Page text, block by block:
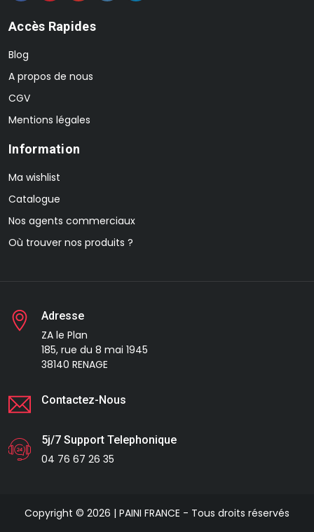
Accès Rapides
Blog
A propos de nous
CGV
Mentions légales
Information
Ma wishlist
Catalogue
Nos agents commerciaux
Où trouver nos produits ?
Adresse
ZA le Plan
185, rue du 8 mai 1945
38140 RENAGE
Contactez-Nous
5j/7 Support Telephonique
04 76 67 26 35
Copyright © 2026 | PAINI FRANCE - Tous droits réservés